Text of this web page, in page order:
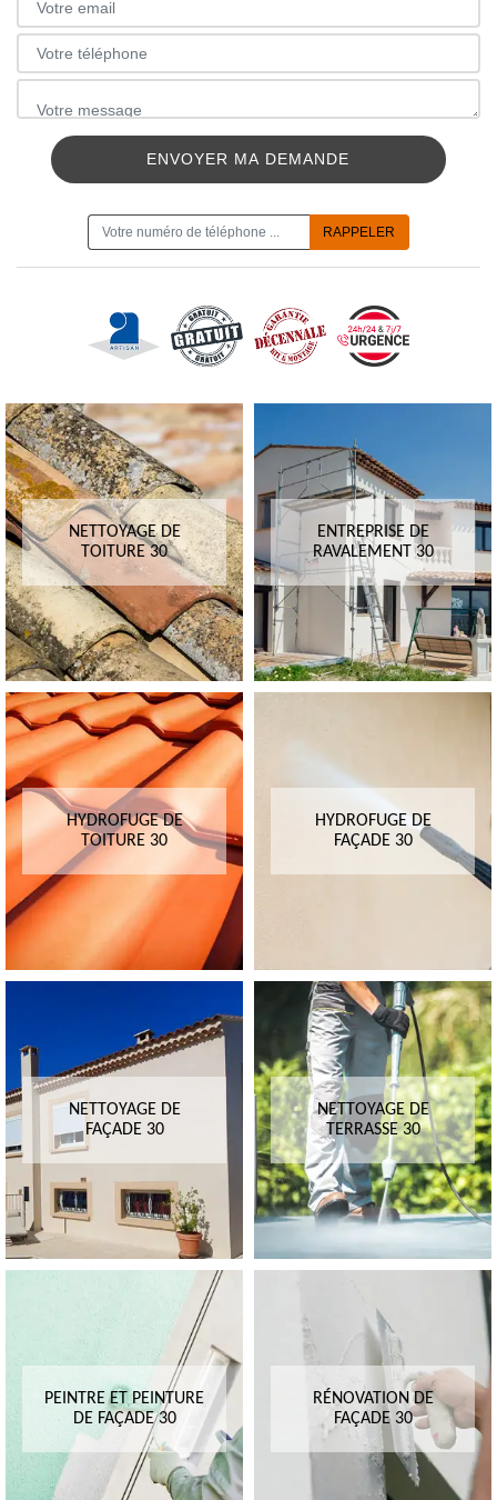
NETTOYAGE DE
TOITURE 30
ENTREPRISE DE
RAVALEMENT 30
HYDROFUGE DE
TOITURE 30
HYDROFUGE DE
FAÇADE 30
NETTOYAGE DE
FAÇADE 30
NETTOYAGE DE
TERRASSE 30
PEINTRE ET PEINTURE
DE FAÇADE 30
RÉNOVATION DE
FAÇADE 30